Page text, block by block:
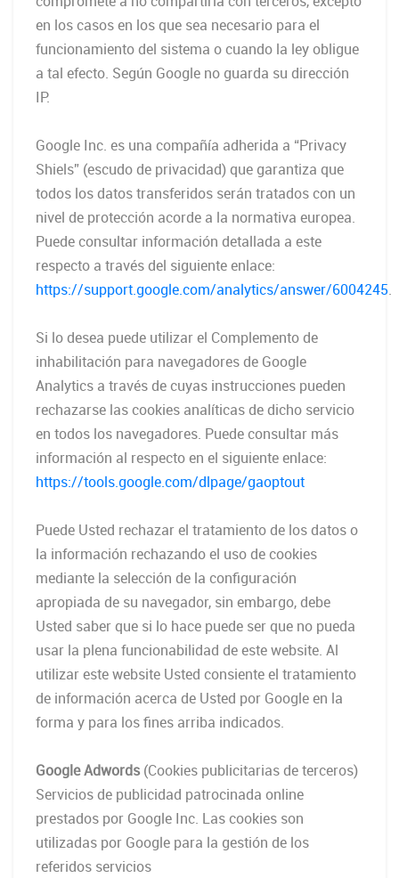
en los casos en los que sea necesario para el
funcionamiento del sistema o cuando la ley obligue
a tal efecto. Según Google no guarda su dirección
IP.
Google Inc. es una compañía adherida a “Privacy
Shiels” (escudo de privacidad) que garantiza que
todos los datos transferidos serán tratados con un
nivel de protección acorde a la normativa europea.
Puede consultar información detallada a este
respecto a través del siguiente enlace:
https://support.google.com/analytics/answer/6004245.
Si lo desea puede utilizar el Complemento de
inhabilitación para navegadores de Google
Analytics a través de cuyas instrucciones pueden
rechazarse las cookies analíticas de dicho servicio
en todos los navegadores. Puede consultar más
información al respecto en el siguiente enlace:
https://tools.google.com/dlpage/gaoptout
Puede Usted rechazar el tratamiento de los datos o
la información rechazando el uso de cookies
mediante la selección de la configuración
apropiada de su navegador, sin embargo, debe
Usted saber que si lo hace puede ser que no pueda
usar la plena funcionabilidad de este website. Al
utilizar este website Usted consiente el tratamiento
de información acerca de Usted por Google en la
forma y para los fines arriba indicados.
Google Adwords(Cookies publicitarias de terceros)
Servicios de publicidad patrocinada online
prestados por Google Inc. Las cookies son
utilizadas por Google para la gestión de los
referidos servicios